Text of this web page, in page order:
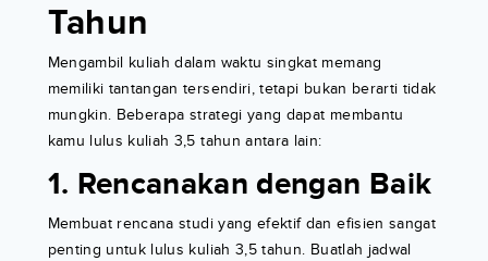
Tahun
Mengambil kuliah dalam waktu singkat memang
memiliki tantangan tersendiri, tetapi bukan berarti tidak
mungkin. Beberapa strategi yang dapat membantu
kamu lulus kuliah 3,5 tahun antara lain:
1. Rencanakan dengan Baik
Membuat rencana studi yang efektif dan efisien sangat
penting untuk lulus kuliah 3,5 tahun. Buatlah jadwal